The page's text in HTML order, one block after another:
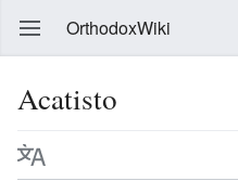
OrthodoxWiki
Acatisto